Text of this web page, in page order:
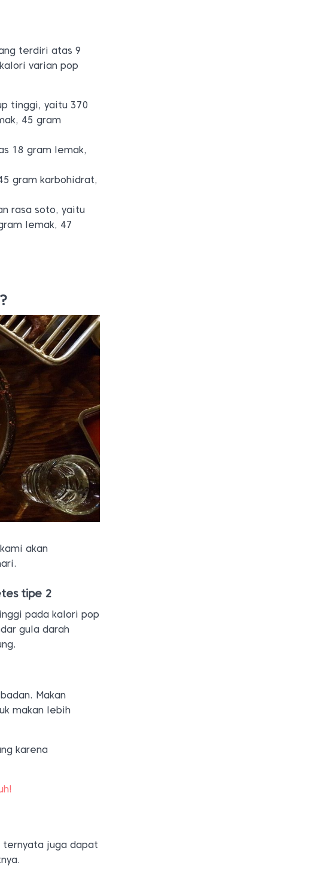
terdiri atas 9
varian pop
tinggi, yaitu 370
45 gram
18 gram lemak,
gram karbohidrat,
rasa soto, yaitu
lemak, 47
akan
tipe 2
pada kalori pop
gula darah
Makan
makan lebih
karena
ternyata juga dapat